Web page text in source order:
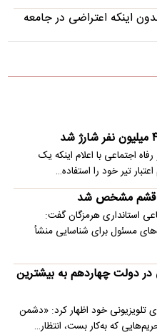
اینکه اعتراضی در جامعه
با قطعی برق، آب و گاز
توسعه فناوری،
قطعه‌سازی است
ایران ادامه می دهیم
مشترک عربی برای
کشته و زخمی برجا
اجتماعی با اعلام اینکه یک
قشم مشخص شد
استانداری هرمزگان گفت:
مسئول برای شناسایی منشأ
دولت چهاردهم به بیشترین
خود اظهار کرد: «دشمن
که به‌کار بست، انتظار…